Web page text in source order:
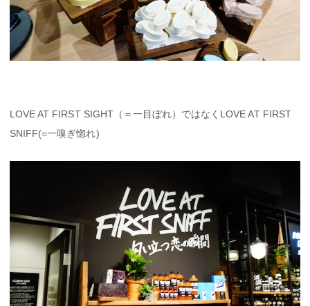
LOVE AT FIRST SIGHT（＝一目ぼれ）ではなくLOVE AT FIRST
SNIFF(=一嗅ぎ惚れ)